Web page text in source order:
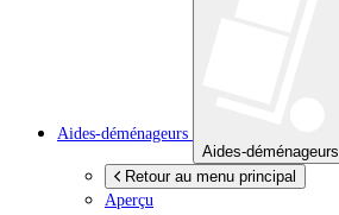
Aides-déménageurs
Aides-déménageurs
Retour au menu principal
Aperçu